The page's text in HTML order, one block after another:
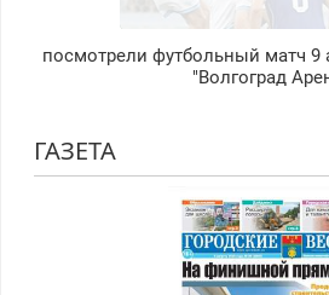
посмотрели футбольный матч 9
"Волгоград
ГАЗЕТА